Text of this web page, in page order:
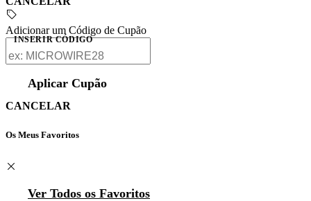
Adicionar um Código de Cupão
INSERIR CÓDIGO
Aplicar Cupão
CANCELAR
Os Meus Favoritos
Ver Todos os Favoritos